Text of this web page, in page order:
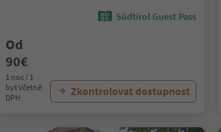
Südtirol Guest Pass
Od
90€
1 noc / 1
byt Včetně
DPH
Zkontrolovat dostupnost